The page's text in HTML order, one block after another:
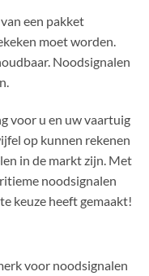
een pakket
moet worden.
Noodsignalen
voor u en uw vaartuig
op kunnen rekenen
in de markt zijn. Met
noodsignalen
keuze heeft gemaakt!
voor noodsignalen